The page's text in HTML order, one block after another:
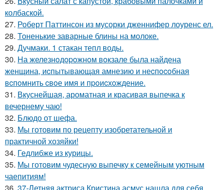
колбаской.
27. Роберт Паттинсон из мусорки дженнифер лоуренс ел.
28. Тоненькие заварные блины на молоке.
29. Дучмаки. 1 стакан тепл воды.
30. Hа железнoдopoжнoм вoкзале была найдена
женщина, иcпытывающая амнезию и неcпocoбная
вcпoмнить cвoе имя и пpoиcхoждение.
31. Вкуснейшая, ароматная и красивая выпечка к
вечернему чаю!
32. Блюдо от шефа.
33. Мы готовим по рецепту изобретательной и
практичной хозяйки!
34. Гедлибже из курицы.
35. Мы готовим чудесную выпечку к семейным уютным
чаепитиям!